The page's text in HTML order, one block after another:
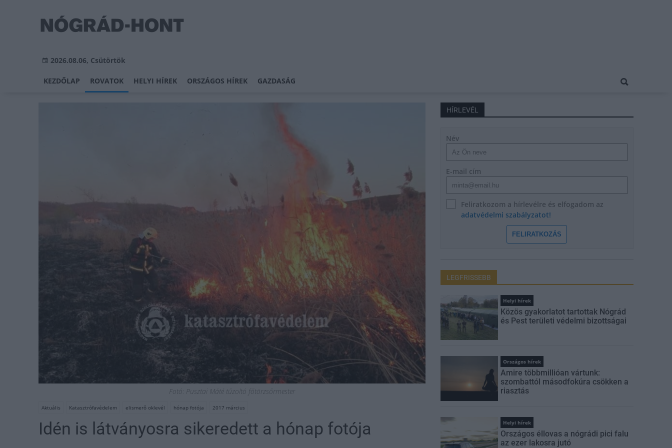
2026.08.06, Csütörtök
KEZDŐLAP ROVATOK HELYI HÍREK ORSZÁGOS HÍREK GAZDASÁG
Fotó: Pusztai Máté tűzoltó főtörzsőrmester
Aktuális Katasztrófavédelem elismerő oklevél hónap fotója 2017 március
Idén is látványosra sikeredett a hónap fotója
HÍRLEVÉL
Név
E-mail cím
Feliratkozom a hírlevélre és elfogadom az
adatvédelmi szabályzatot!
FELIRATKOZÁS
LEGFRISSEBB
Helyi hírek
Közös gyakorlatot tartottak Nógrád
és Pest területi védelmi bizottságai
Országos hírek
Amire többmillióan vártunk:
szombattól másodfokúra csökken a
riasztás
Helyi hírek
Országos éllovas a nógrádi pici falu
az ezer lakosra jutó